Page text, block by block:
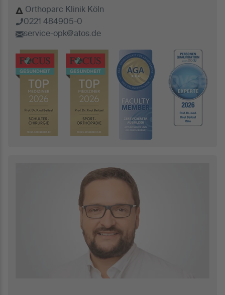
Orthoparc Klinik Köln
0221 484905-0
service-opk@atos.de